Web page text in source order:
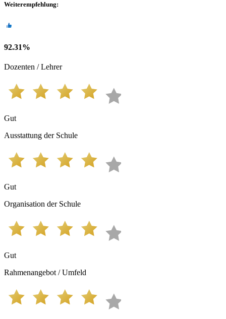
Weiterempfehlung:
92.31%
Dozenten / Lehrer
Gut
Ausstattung der Schule
Gut
Organisation der Schule
Gut
Rahmenangebot / Umfeld